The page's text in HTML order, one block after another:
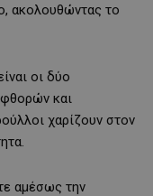
ακολουθώντας το
οι δύο
και
χαρίζουν στον
αμέσως την